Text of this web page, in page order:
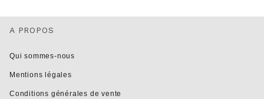
A PROPOS
Qui sommes-nous
Mentions légales
Conditions générales de vente